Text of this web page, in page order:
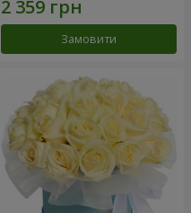
Замовити